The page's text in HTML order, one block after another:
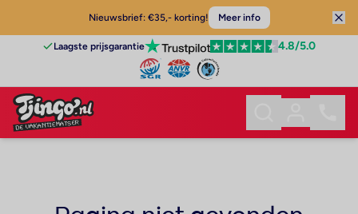
Nieuwsbrief: €35,- korting! Meer info
Laagste prijsgarantie 4.8/5.0